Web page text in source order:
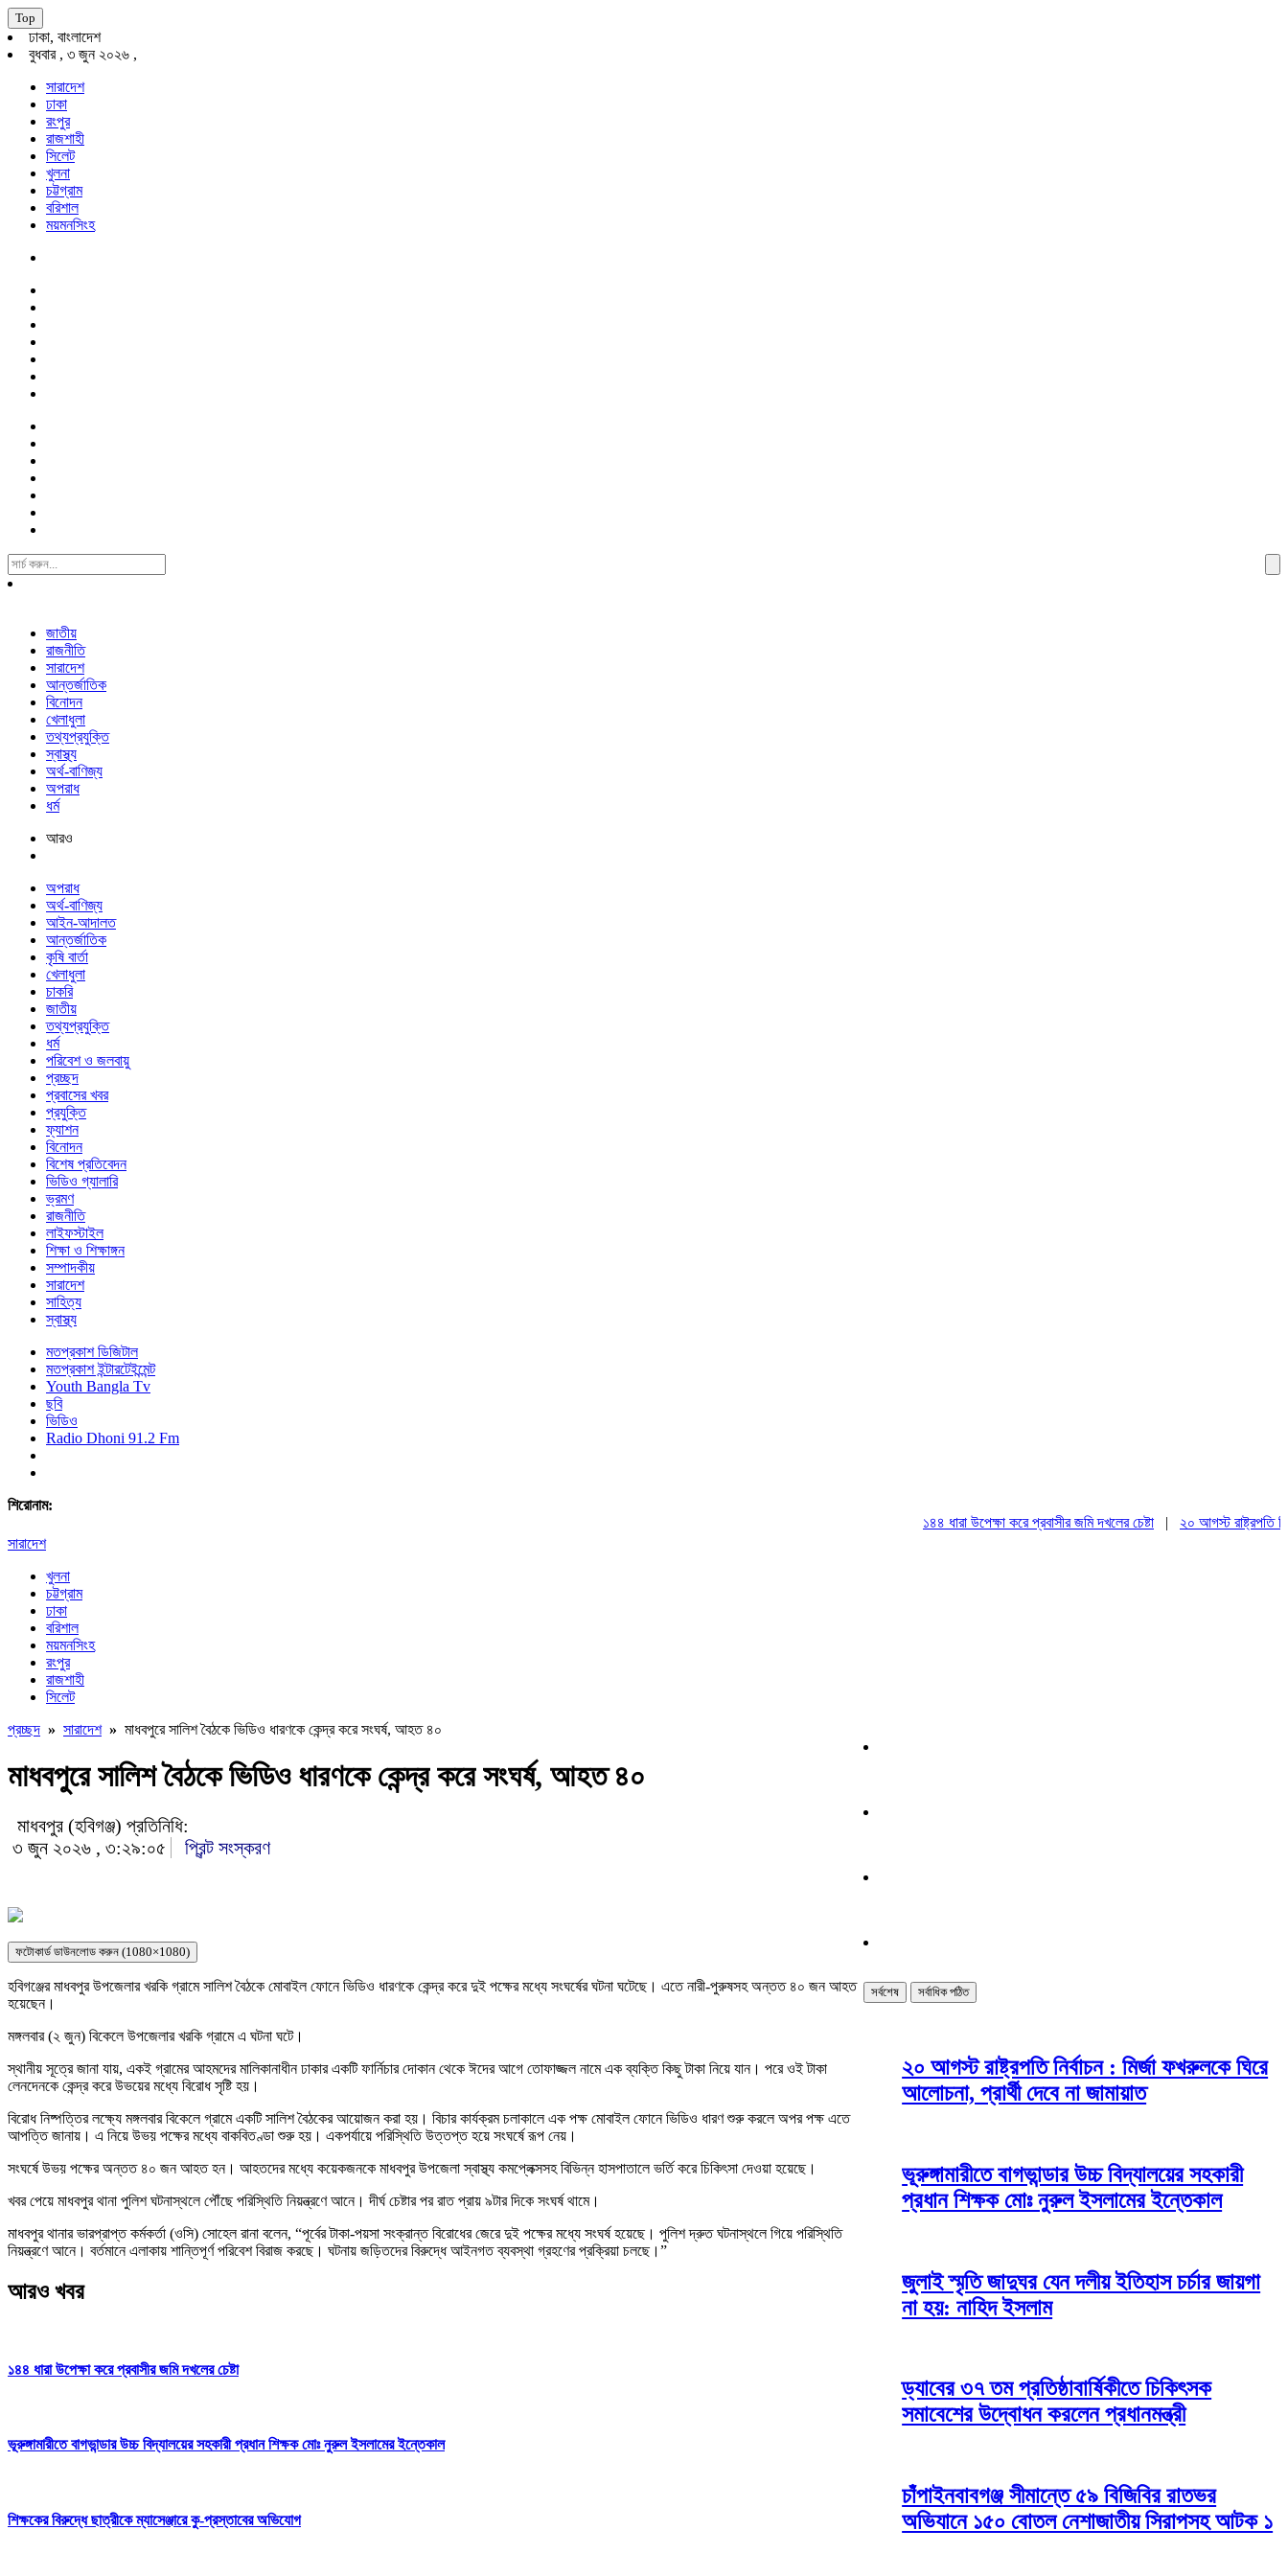
Top
ঢাকা, বাংলাদেশ
বুধবার , ৩ জুন ২০২৬ ,
সারাদেশ
ঢাকা
রংপুর
রাজশাহী
সিলেট
খুলনা
চট্টগ্রাম
বরিশাল
ময়মনসিংহ
Search
For:
জাতীয়
রাজনীতি
সারাদেশ
আন্তর্জাতিক
বিনোদন
খেলাধুলা
তথ্যপ্রযুক্তি
স্বাস্থ্য
অর্থ-বাণিজ্য
অপরাধ
ধর্ম
আরও
অপরাধ
অর্থ-বাণিজ্য
আইন-আদালত
আন্তর্জাতিক
কৃষি বার্তা
খেলাধুলা
চাকরি
জাতীয়
তথ্যপ্রযুক্তি
ধর্ম
পরিবেশ ও জলবায়ু
প্রচ্ছদ
প্রবাসের খবর
প্রযুক্তি
ফ্যাশন
বিনোদন
বিশেষ প্রতিবেদন
ভিডিও গ্যালারি
ভ্রমণ
রাজনীতি
লাইফস্টাইল
শিক্ষা ও শিক্ষাঙ্গন
সম্পাদকীয়
সারাদেশ
সাহিত্য
স্বাস্থ্য
মতপ্রকাশ ডিজিটাল
মতপ্রকাশ ইন্টারটেইন্মেন্ট
Youth Bangla Tv
ছবি
ভিডিও
Radio Dhoni 91.2 Fm
শিরোনাম:
১৪৪ ধারা উপেক্ষা করে প্রবাসীর জমি দখলের চেষ্টা|২০ আগস্ট রাষ্ট্রপতি
সারাদেশ
খুলনা
চট্টগ্রাম
ঢাকা
বরিশাল
ময়মনসিংহ
রংপুর
রাজশাহী
সিলেট
প্রচ্ছদ » সারাদেশ» মাধবপুরে সালিশ বৈঠকে ভিডিও ধারণকে কেন্দ্র করে সংঘর্ষ, আহত ৪০
মাধবপুরে সালিশ বৈঠকে ভিডিও ধারণকে কেন্দ্র করে সংঘর্ষ, আহত ৪০
মাধবপুর (হবিগঞ্জ) প্রতিনিধি:
৩ জুন ২০২৬ , ৩:২৯:০৫
প্রিন্ট সংস্করণ
ফটোকার্ড ডাউনলোড করুন (1080×1080)
হবিগঞ্জের মাধবপুর উপজেলার খরকি গ্রামে সালিশ বৈঠকে মোবাইল ফোনে ভিডিও ধারণকে কেন্দ্র করে দুই পক্ষের মধ্যে সংঘর্ষের ঘটনা ঘটেছে। এতে নারী-পুরুষসহ অন্তত ৪০ জন আহত
হয়েছেন।
মঙ্গলবার (২ জুন) বিকেলে উপজেলার খরকি গ্রামে এ ঘটনা ঘটে।
স্থানীয় সূত্রে জানা যায়, একই গ্রামের আহমদের মালিকানাধীন ঢাকার একটি ফার্নিচার দোকান থেকে ঈদের আগে তোফাজ্জল নামে এক ব্যক্তি কিছু টাকা নিয়ে যান। পরে ওই টাকা
লেনদেনকে কেন্দ্র করে উভয়ের মধ্যে বিরোধ সৃষ্টি হয়।
বিরোধ নিষ্পত্তির লক্ষ্যে মঙ্গলবার বিকেলে গ্রামে একটি সালিশ বৈঠকের আয়োজন করা হয়। বিচার কার্যক্রম চলাকালে এক পক্ষ মোবাইল ফোনে ভিডিও ধারণ শুরু করলে অপর পক্ষ এতে
আপত্তি জানায়। এ নিয়ে উভয় পক্ষের মধ্যে বাকবিতণ্ডা শুরু হয়। একপর্যায়ে পরিস্থিতি উত্তপ্ত হয়ে সংঘর্ষে রূপ নেয়।
সংঘর্ষে উভয় পক্ষের অন্তত ৪০ জন আহত হন। আহতদের মধ্যে কয়েকজনকে মাধবপুর উপজেলা স্বাস্থ্য কমপ্লেক্সসহ বিভিন্ন হাসপাতালে ভর্তি করে চিকিৎসা দেওয়া হয়েছে।
খবর পেয়ে মাধবপুর থানা পুলিশ ঘটনাস্থলে পৌঁছে পরিস্থিতি নিয়ন্ত্রণে আনে। দীর্ঘ চেষ্টার পর রাত প্রায় ৯টার দিকে সংঘর্ষ থামে।
মাধবপুর থানার ভারপ্রাপ্ত কর্মকর্তা (ওসি) সোহেল রানা বলেন, “পূর্বের টাকা-পয়সা সংক্রান্ত বিরোধের জেরে দুই পক্ষের মধ্যে সংঘর্ষ হয়েছে। পুলিশ দ্রুত ঘটনাস্থলে গিয়ে পরিস্থিতি
নিয়ন্ত্রণে আনে। বর্তমানে এলাকায় শান্তিপূর্ণ পরিবেশ বিরাজ করছে। ঘটনায় জড়িতদের বিরুদ্ধে আইনগত ব্যবস্থা গ্রহণের প্রক্রিয়া চলছে।”
আরও খবর
১৪৪ ধারা উপেক্ষা করে প্রবাসীর জমি দখলের চেষ্টা
ভূরুঙ্গামারীতে বাগভান্ডার উচ্চ বিদ্যালয়ের সহকারী প্রধান শিক্ষক মোঃ নুরুল ইসলামের ইন্তেকাল
শিক্ষকের বিরুদ্ধে ছাত্রীকে ম্যাসেঞ্জারে কু-প্রস্তাবের অভিযোগ
সর্বশেষ সর্বাধিক পঠিত
২০ আগস্ট রাষ্ট্রপতি নির্বাচন : মির্জা ফখরুলকে ঘিরে
আলোচনা, প্রার্থী দেবে না জামায়াত
ভূরুঙ্গামারীতে বাগভান্ডার উচ্চ বিদ্যালয়ের সহকারী
প্রধান শিক্ষক মোঃ নুরুল ইসলামের ইন্তেকাল
জুলাই স্মৃতি জাদুঘর যেন দলীয় ইতিহাস চর্চার জায়গা
না হয়: নাহিদ ইসলাম
ড্যাবের ৩৭ তম প্রতিষ্ঠাবার্ষিকীতে চিকিৎসক
সমাবেশের উদ্বোধন করলেন প্রধানমন্ত্রী
চাঁপাইনবাবগঞ্জ সীমান্তে ৫৯ বিজিবির রাতভর
অভিযানে ১৫০ বোতল নেশাজাতীয় সিরাপসহ আটক ১